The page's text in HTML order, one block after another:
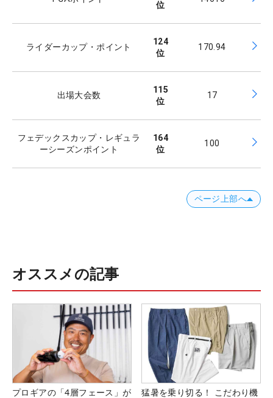
位
ライダーカップ・ポイント
124
位
170.94
出場大会数
115
位
17
フェデックスカップ・レギュラ
ーシーズンポイント
164
位
100
ページ上部へ
オススメの記事
プロギアの「4層フェース」が
猛暑を乗り切る！ こだわり機